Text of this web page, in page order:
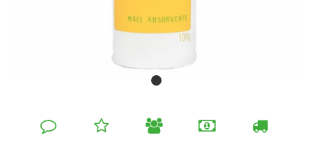
DEIXE
COMENTÁRIO
MINHA
LISTA
INDIQUE
FORMAS
CALCULAR
FRETE